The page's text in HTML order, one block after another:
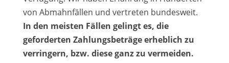
von Abmahnfällen und vertreten bundesweit.
In den meisten Fällen gelingt es, die
geforderten Zahlungsbeträge erheblich zu
verringern, bzw. diese ganz zu vermeiden.